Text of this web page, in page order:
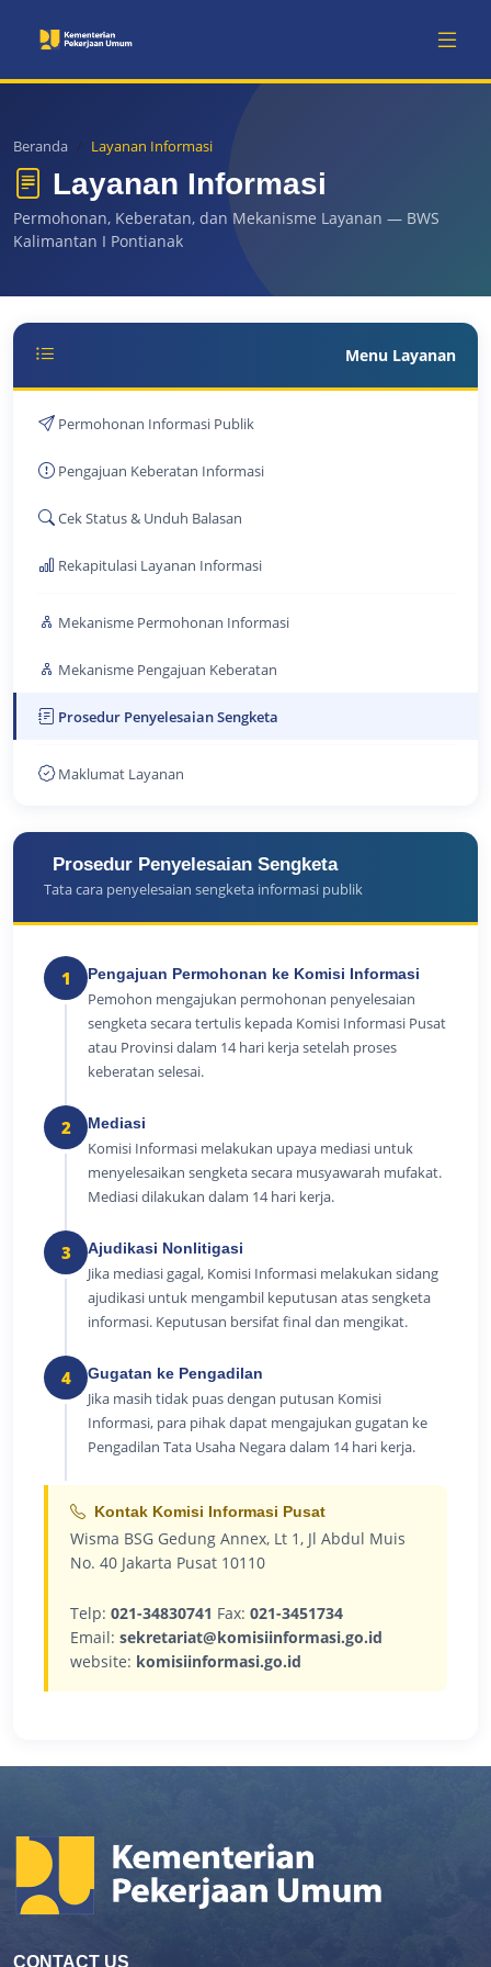
Beranda Layanan Informasi
Layanan Informasi
Permohonan, Keberatan, dan Mekanisme Layanan — BWS
Kalimantan I Pontianak
Menu Layanan
Permohonan Informasi Publik
Pengajuan Keberatan Informasi
Cek Status & Unduh Balasan
Rekapitulasi Layanan Informasi
Mekanisme Permohonan Informasi
Mekanisme Pengajuan Keberatan
Prosedur Penyelesaian Sengketa
Maklumat Layanan
Prosedur Penyelesaian Sengketa
Tata cara penyelesaian sengketa informasi publik
1 Pengajuan Permohonan ke Komisi Informasi
Pemohon mengajukan permohonan penyelesaian
sengketa secara tertulis kepada Komisi Informasi Pusat
atau Provinsi dalam 14 hari kerja setelah proses
keberatan selesai.
2 Mediasi
Komisi Informasi melakukan upaya mediasi untuk
menyelesaikan sengketa secara musyawarah mufakat.
Mediasi dilakukan dalam 14 hari kerja.
3 Ajudikasi Nonlitigasi
Jika mediasi gagal, Komisi Informasi melakukan sidang
ajudikasi untuk mengambil keputusan atas sengketa
informasi. Keputusan bersifat final dan mengikat.
4 Gugatan ke Pengadilan
Jika masih tidak puas dengan putusan Komisi
Informasi, para pihak dapat mengajukan gugatan ke
Pengadilan Tata Usaha Negara dalam 14 hari kerja.
Kontak Komisi Informasi Pusat
Wisma BSG Gedung Annex, Lt 1, Jl Abdul Muis
No. 40 Jakarta Pusat 10110
Telp: 021-34830741 Fax: 021-3451734
Email: sekretariat@komisiinformasi.go.id
website: komisiinformasi.go.id
CONTACT US